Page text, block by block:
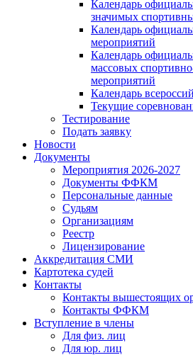
Календарь
значимых
Календарь
мероприятий
Календарь
массовых
мероприятий
Календарь
Текущие
Тестирование
Подать заявку
Новости
Документы
Мероприятия 2026-2027
Документы ФФКМ
Персональные данные
Судьям
Организациям
Реестр
Лицензирование
Аккредитация СМИ
Картотека судей
Контакты
Контакты вышестоящих
Контакты ФФКМ
Вступление в члены
Для физ. лиц
Для юр. лиц